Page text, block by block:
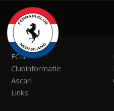
Menu
FCN
Clubinformatie
Ascari
Links